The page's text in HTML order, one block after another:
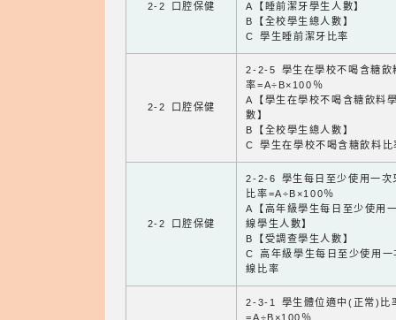
2-2 口腔保健
A【睡前潔牙學生人數】
B【全校學生總人數】
C 學生睡前潔牙比率
2-2 口腔保健
2-2-5 學生在學校不喝含糖飲
率=A÷B×100％
A【學生在學校不喝含糖飲料
數】
B【全校學生總人數】
C 學生在學校不喝含糖飲料比
2-2 口腔保健
2-2-6 學生每日至少使用一次
比率=A÷B×100％
A【高年級學生每日至少使用
線學生人數】
B【受調查學生人數】
C 高年級學生每日至少使用一
線比率
2-3-1 學生體位適中(正常)比
=A÷B×100％